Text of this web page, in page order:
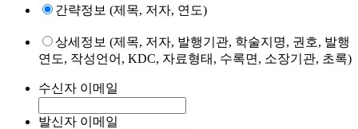
간략정보 (제목, 저자, 연도)
상세정보 (제목, 저자, 발행기관, 학술지명, 권호, 발행
연도, 작성언어, KDC, 자료형태, 수록면, 소장기관, 초록)
수신자 이메일
발신자 이메일